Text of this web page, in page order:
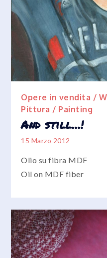
Opere in vendita /
Pittura / Painting
And still…!
15 Marzo 2012
Olio su fibra MDF
Oil on MDF fiber